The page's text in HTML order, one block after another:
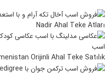
Nadir Ahal Teke Atları
Orijinli Ahal Teke Satılık